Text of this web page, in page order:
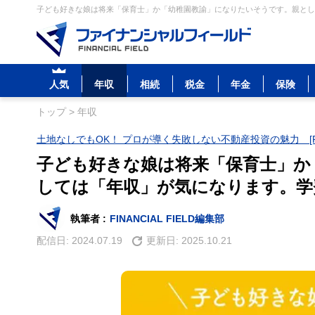
子ども好きな娘は将来「保育士」か「幼稚園教諭」になりたいそうです。親と
人気 年収 相続 税金 年金 保険
トップ> 年収
土地なしでもOK！ プロが導く失敗しない不動産投資の魅力
子ども好きな娘は将来「保育士」
しては「年収」が気になります。
執筆者 : FINANCIAL FIELD編集部
配信日: 2024.07.19 更新日: 2025.10.21